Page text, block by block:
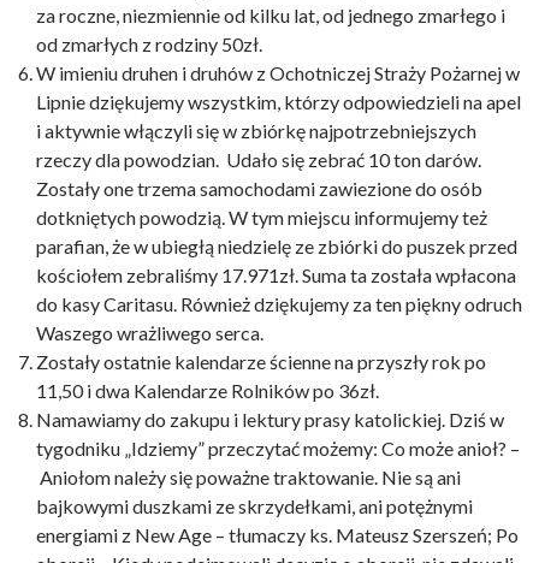
za roczne, niezmiennie od kilku lat, od jednego zmarłego i
od zmarłych z rodziny 50zł.
W imieniu druhen i druhów z Ochotniczej Straży Pożarnej w
Lipnie dziękujemy wszystkim, którzy odpowiedzieli na apel
i aktywnie włączyli się w zbiórkę najpotrzebniejszych
rzeczy dla powodzian. Udało się zebrać 10 ton darów.
Zostały one trzema samochodami zawiezione do osób
dotkniętych powodzią. W tym miejscu informujemy też
parafian, że w ubiegłą niedzielę ze zbiórki do puszek przed
kościołem zebraliśmy 17.971zł. Suma ta została wpłacona
do kasy Caritasu. Również dziękujemy za ten piękny odruch
Waszego wrażliwego serca.
Zostały ostatnie kalendarze ścienne na przyszły rok po
11,50 i dwa Kalendarze Rolników po 36zł.
Namawiamy do zakupu i lektury prasy katolickiej. Dziś w
tygodniku „Idziemy” przeczytać możemy: Co może anioł? –
Aniołom należy się poważne traktowanie. Nie są ani
bajkowymi duszkami ze skrzydełkami, ani potężnymi
energiami z New Age – tłumaczy ks. Mateusz Szerszeń; Po